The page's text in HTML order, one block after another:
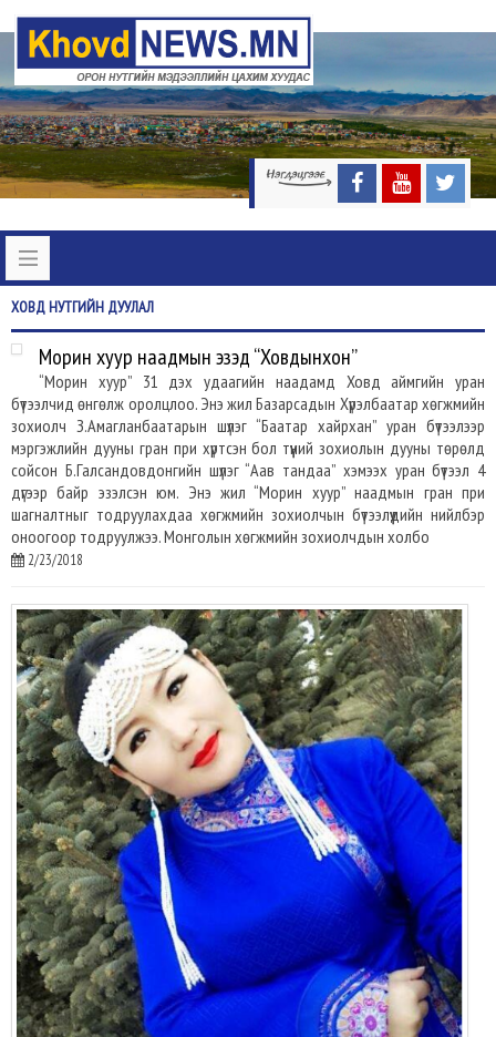
ХОВДНУТГИЙН ДУУЛАЛ
Морин хуур наадмын эзэд “Ховдынхон”
“Морин хуур” 31 дэх удаагийн наадамд Ховд аймгийн уран
бүтээлчид өнгөлж оролцлоо. Энэ жил Базарсадын Хүрэлбаатар хөгжмийн
зохиолч З.Амагланбаатарын шүлэг “Баатар хайрхан” уран бүтээлээр
мэргэжлийн дууны гран при хүртсэн бол түүний зохиолын дууны төрөлд
сойсон Б.Галсандовдонгийн шүлэг “Аав тандаа” хэмээх уран бүтээл 4
дүгээр байр эзэлсэн юм. Энэ жил “Морин хуур” наадмын гран при
шагналтныг тодруулахдаа хөгжмийн зохиолчын бүтээлүүдийн нийлбэр
оноогоор тодруулжээ. Монголын хөгжмийн зохиолчдын холбо
2/23/2018